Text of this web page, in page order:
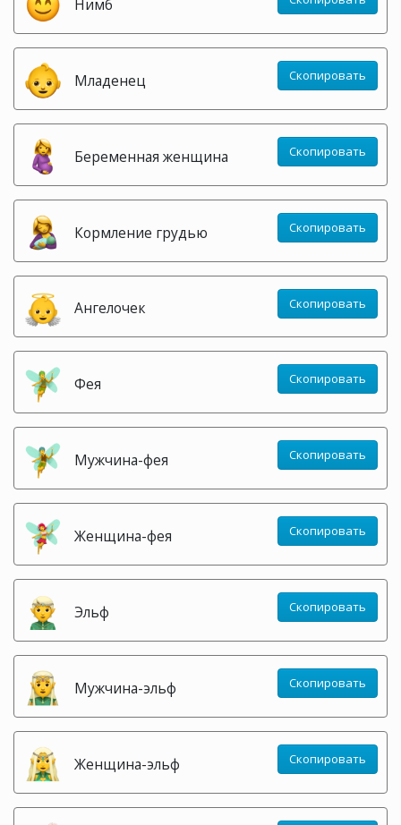
Нимб
Младенец Скопировать
Беременная женщина Скопировать
Кормление грудью Скопировать
Ангелочек Скопировать
Фея Скопировать
Мужчина-фея Скопировать
Женщина-фея Скопировать
Эльф Скопировать
Мужчина-эльф Скопировать
Женщина-эльф Скопировать